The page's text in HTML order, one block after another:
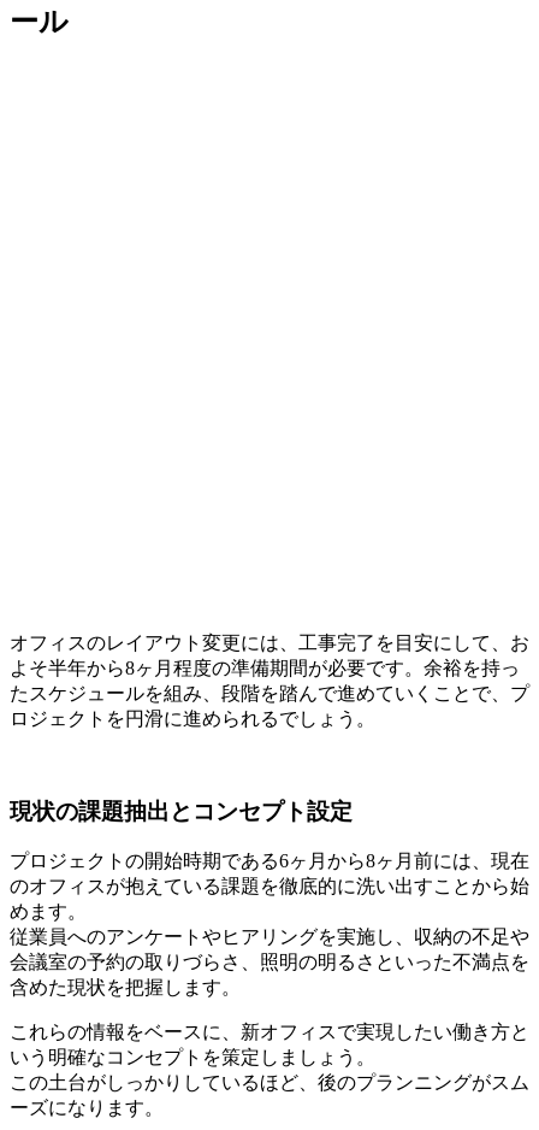
ール
オフィスのレイアウト変更には、工事完了を目安にして、お
よそ半年から8ヶ月程度の準備期間が必要です。余裕を持っ
たスケジュールを組み、段階を踏んで進めていくことで、プ
ロジェクトを円滑に進められるでしょう。
現状の課題抽出とコンセプト設定
プロジェクトの開始時期である6ヶ月から8ヶ月前には、現在
のオフィスが抱えている課題を徹底的に洗い出すことから始
めます。
従業員へのアンケートやヒアリングを実施し、収納の不足や
会議室の予約の取りづらさ、照明の明るさといった不満点を
含めた現状を把握します。
これらの情報をベースに、新オフィスで実現したい働き方と
いう明確なコンセプトを策定しましょう。
この土台がしっかりしているほど、後のプランニングがスム
ーズになります。